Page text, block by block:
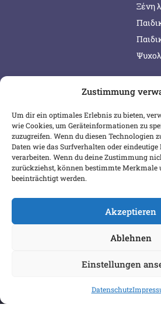
Zustimmung
Um dir ein optimales Erlebnis zu bieten,
wie Cookies, um Geräteinformationen zu
zuzugreifen. Wenn du diesen Technologien
Daten wie das Surfverhalten oder eindeutige
verarbeiten. Wenn du deine Zustimmung
zurückziehst, können bestimmte Merkmale
beeinträchtigt werden.
Akzeptieren
Ablehnen
Einstellungen
Datenschutz
Ξένη
SERVICE & INFOS
Warenkorb
Wunschliste
Mein Konto
Versand & Lieferung
Zahlungsweisen
Widerruf